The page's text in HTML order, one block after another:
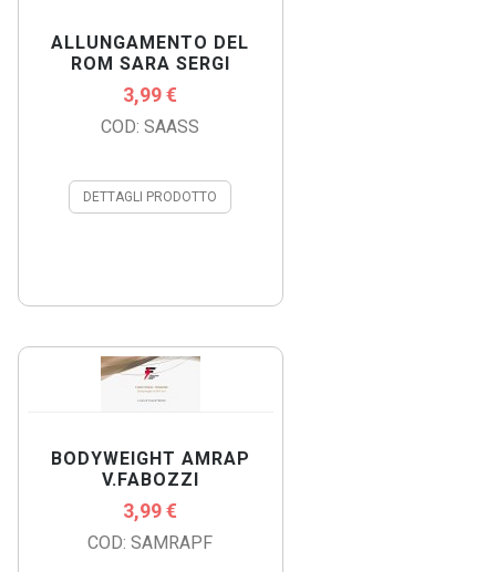
ALLUNGAMENTO DEL
ROM SARA SERGI
3,99 €
COD: SAASS
DETTAGLI PRODOTTO
BODYWEIGHT AMRAP
V.FABOZZI
3,99 €
COD: SAMRAPF